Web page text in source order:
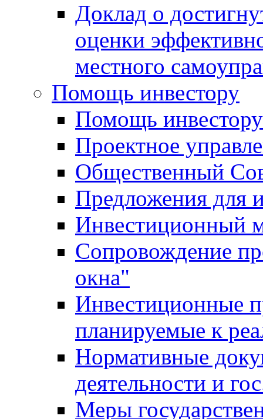
Доклад о
оценки
местного
Помощь инвестору
Помощь инвестору
Проектное
Общественный
Предложения для
Инвестиционный
Сопровождение
окна"
Инвестиционные
планируемые к
Нормативные
деятельности и
Меры